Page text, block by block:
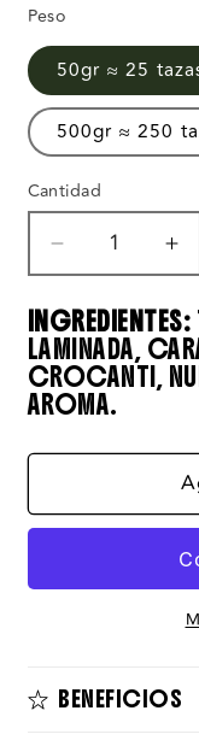
Peso
50gr ≈ 25
500gr ≈ 250
Cantidad
Reducir
cantidad
para
Té
Negro
Galletas
con
Nueces
Té
INGREDIENTES:
LAMINADA,
CROCANTI,
AROMA.
BENEFICIOS